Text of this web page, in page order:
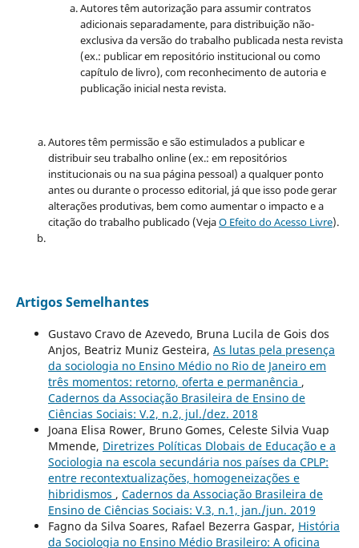
Autores têm autorização para assumir contratos
adicionais separadamente, para distribuição não-
exclusiva da versão do trabalho publicada nesta revista
(ex.: publicar em repositório institucional ou como
capítulo de livro), com reconhecimento de autoria e
publicação inicial nesta revista.
Autores têm permissão e são estimulados a publicar e
distribuir seu trabalho online (ex.: em repositórios
institucionais ou na sua página pessoal) a qualquer ponto
antes ou durante o processo editorial, já que isso pode gerar
alterações produtivas, bem como aumentar o impacto e a
citação do trabalho publicado (VejaO Efeito do Acesso Livre).
Artigos Semelhantes
Gustavo Cravo de Azevedo, Bruna Lucila de Gois dos
Anjos, Beatriz Muniz Gesteira, As lutas pela presença
da sociologia no Ensino Médio no Rio de Janeiro em
três momentos: retorno, oferta e permanência ,
Cadernos da Associação Brasileira de Ensino de
Ciências Sociais: V.2, n.2, jul./dez. 2018
Joana Elisa Rower, Bruno Gomes, Celeste Silvia Vuap
Mmende, Diretrizes Políticas Dlobais de Educação e a
Sociologia na escola secundária nos países da CPLP:
entre recontextualizações, homogeneizações e
hibridismos , Cadernos da Associação Brasileira de
Ensino de Ciências Sociais: V.3, n.1, jan./jun. 2019
Fagno da Silva Soares, Rafael Bezerra Gaspar, História
da Sociologia no Ensino Médio Brasileiro: A oficina